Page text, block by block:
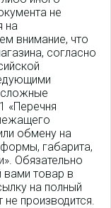
не
на
внимание, что
согласно
сложные
«Перечня
обмену на
габарита,
Обязательно
вами товар в
на полный
не производится.